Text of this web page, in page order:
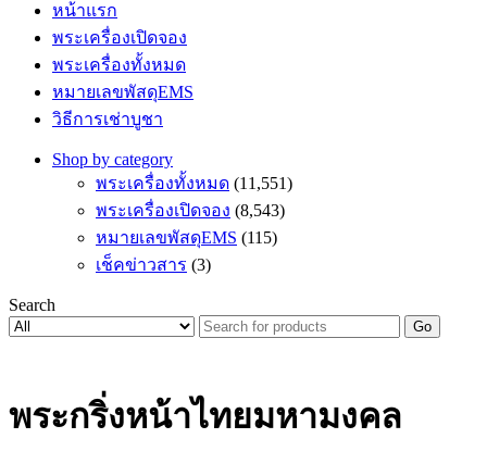
หน้าแรก
พระเครื่องเปิดจอง
พระเครื่องทั้งหมด
หมายเลขพัสดุEMS
วิธีการเช่าบูชา
Shop by category
พระเครื่องทั้งหมด (11,551)
พระเครื่องเปิดจอง (8,543)
หมายเลขพัสดุEMS (115)
เช็คข่าวสาร (3)
Search
Go
พระกริ่งหน้าไทยมหามงคล